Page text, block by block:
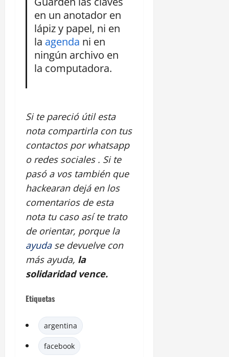
en un anotador en
lápiz y papel, ni en
la agenda ni en
ningún archivo en
la computadora.
Si te pareció útil esta
nota compartirla con tus
contactos por whatsapp
o redes sociales . Si te
pasó a vos también que
hackearan dejá en los
comentarios de esta
nota tu caso así te trato
de orientar, porque la
ayudase devuelve con
más ayuda, la
solidaridad vence.
Etiquetas
argentina
facebook